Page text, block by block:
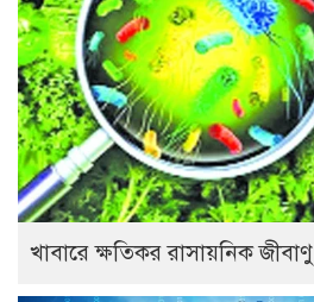
খাবারে ক্ষতিকর রাসায়নিক জীবাণু